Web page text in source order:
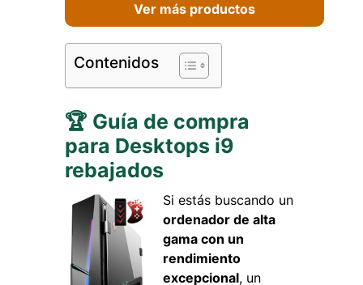
Ver más productos
Contenidos
🏆 Guía de compra
para Desktops i9
rebajados
Si estás buscando un
ordenador de alta
gama con un
rendimiento
excepcional, un